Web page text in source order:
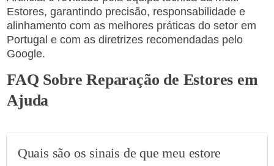
Estores, garantindo precisão, responsabilidade e
alinhamento com as melhores práticas do setor em
Portugal e com as diretrizes recomendadas pelo
Google.
FAQ Sobre Reparação de Estores em
Ajuda
Quais são os sinais de que meu estore